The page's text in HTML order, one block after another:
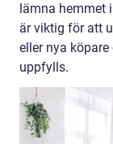
lämna hemmet
är viktig för att
eller nya
uppfylls.